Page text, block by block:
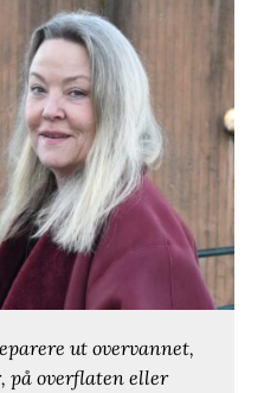
ut overvannet,
på overflaten eller